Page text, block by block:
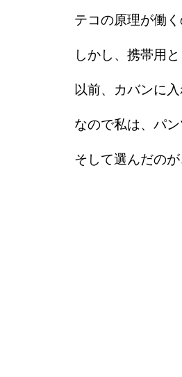
テコの原理が働
しかし、携帯用
以前、カバンに
なので私は、パ
そして選んだのが